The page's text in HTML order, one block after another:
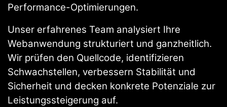
Performance-Optimierungen.
Unser erfahrenes Team analysiert Ihre
Webanwendung strukturiert und ganzheitlich.
Wir prüfen den Quellcode, identifizieren
Schwachstellen, verbessern Stabilität und
Sicherheit und decken konkrete Potenziale zur
Leistungssteigerung auf.